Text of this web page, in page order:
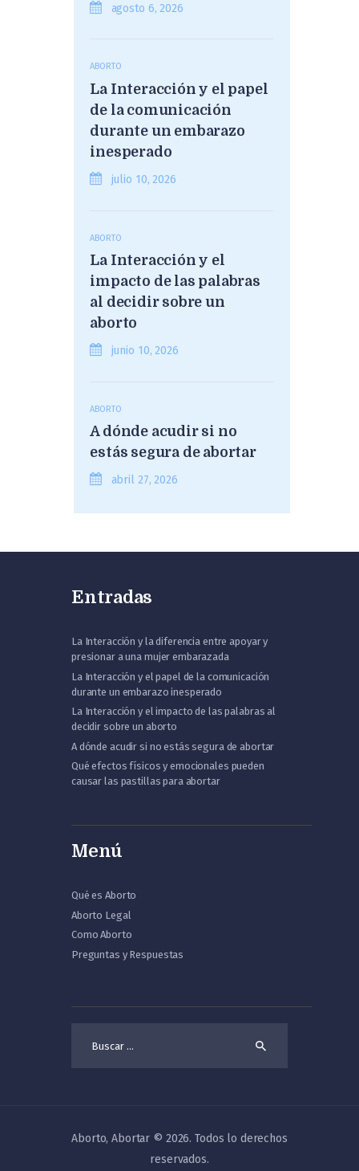
agosto 6, 2026
ABORTO
La Interacción y el papel
de la comunicación
durante un embarazo
inesperado
julio 10, 2026
ABORTO
La Interacción y el
impacto de las palabras
al decidir sobre un
aborto
junio 10, 2026
ABORTO
A dónde acudir si no
estás segura de abortar
abril 27, 2026
Entradas
La Interacción y la diferencia entre apoyar y
presionar a una mujer embarazada
La Interacción y el papel de la comunicación
durante un embarazo inesperado
La Interacción y el impacto de las palabras al
decidir sobre un aborto
A dónde acudir si no estás segura de abortar
Qué efectos físicos y emocionales pueden
causar las pastillas para abortar
Menú
Qué es Aborto
Aborto Legal
Como Aborto
Preguntas y Respuestas
Aborto, Abortar © 2026. Todos lo derechos
reservados.